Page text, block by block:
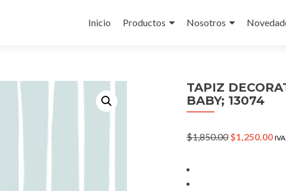
to
Inicio Productos Nosotros
TAPIZ
BABY; 13074
$1,850.00 Original
$1,250.00